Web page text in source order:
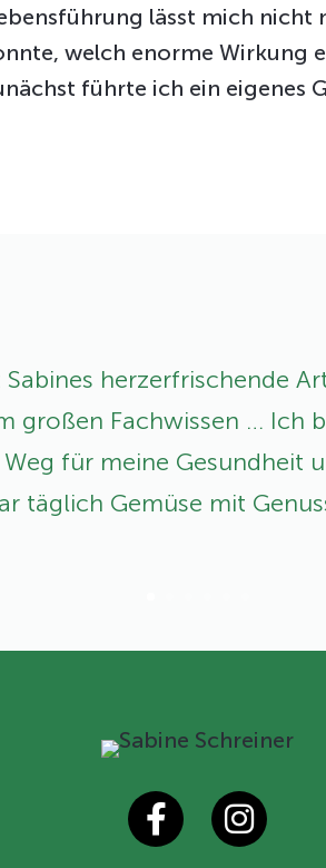
lässt mich nicht
welch enorme Wirkung
führte ich ein eigenes
Sabines herzerfrischende
großen Fachwissen … Ich
für meine Gesundheit
täglich Gemüse mit